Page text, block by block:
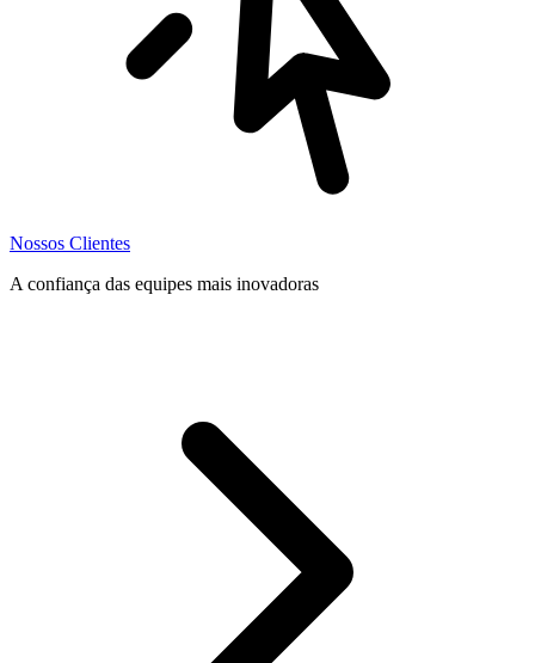
Nossos Clientes
A confiança das equipes mais inovadoras